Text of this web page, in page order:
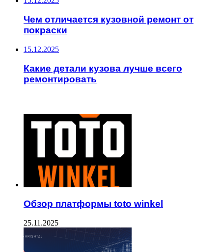
Чем отличается кузовной ремонт от
покраски
15.12.2025
Какие детали кузова лучше всего
ремонтировать
Обзор платформы toto winkel
25.11.2025